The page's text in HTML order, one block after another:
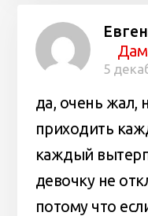
5
да, очень жал,
приходить
каждый
девочку не
потому что